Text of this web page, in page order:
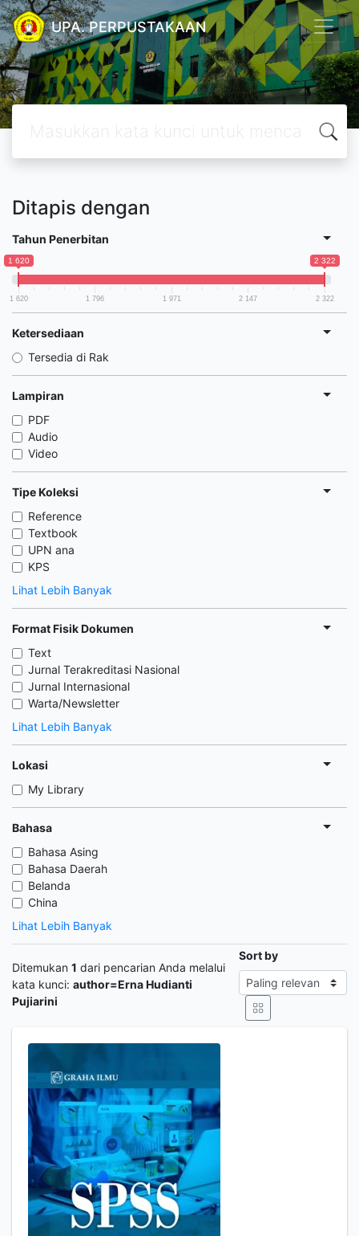
UPA. PERPUSTAKAAN
Ditapis dengan
Tahun Penerbitan
1 620 2 322
1 620 1 796 1 971 2 147 2 322
Ketersediaan
Tersedia di Rak
Lampiran
PDF
Audio
Video
Tipe Koleksi
Reference
Textbook
UPN ana
KPS
Lihat Lebih Banyak
Format Fisik Dokumen
Text
Jurnal Terakreditasi Nasional
Jurnal Internasional
Warta/Newsletter
Lihat Lebih Banyak
Lokasi
My Library
Bahasa
Bahasa Asing
Bahasa Daerah
Belanda
China
Lihat Lebih Banyak
Ditemukan 1 dari pencarian Anda melalui
kata kunci: author=Erna Hudianti
Pujiarini
Sort by